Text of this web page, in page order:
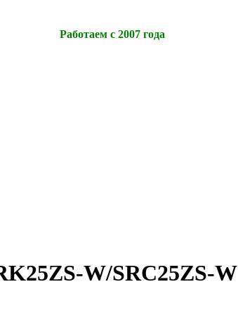
Работаем с 2007 года
W/SRC25ZS-W